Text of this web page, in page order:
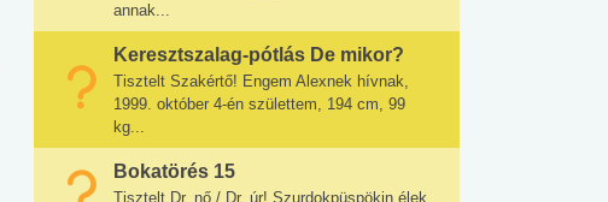
annak...
Keresztszalag-pótlás De mikor?
Tisztelt Szakértő! Engem Alexnek hívnak,
1999. október 4-én születtem, 194 cm, 99
kg...
Bokatörés 15
Tisztelt Dr. nő / Dr. úr! Szurdokpüspökin élek,